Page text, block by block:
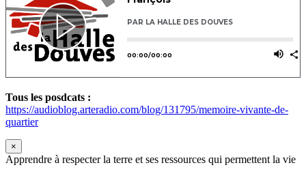
Tous les posdcats :
https://audioblog.arteradio.com/blog/131795/memoire-vivante-de-
quartier
×
Apprendre à respecter la terre et ses ressources qui permettent la vie